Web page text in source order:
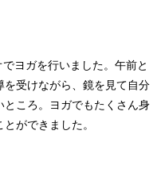
ヨガを行いました。午前と
受けながら、鏡を見て自分
ころ。ヨガでもたくさん身
ができました。